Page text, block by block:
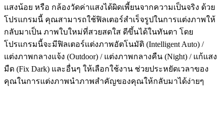
แสงน้อย หรือ กล้องวัดค่าแสงได้ผิดเพี้ยนจากความเป็นจริง ด้วย
โปรแกรมนี้ คุณสามารถใช้ฟิลเตอร์สำเร็จรูปในการแต่งภาพให้
กลับมาเป็น ภาพใบใหม่ที่สวยสดใส ดีขึ้นได้ในทันตา โดย
โปรแกรมนี้จะมีฟิลเตอร์แต่งภาพอัตโนมัติ (Intelligent Auto) /
แต่งภาพกลางแจ้ง (Outdoor) / แต่งภาพกลางคืน (Night) / แก้แสง
มืด (Fix Dark) และอื่นๆ ให้เลือกใช้งาน ช่วยประหยัดเวลาของ
คุณในการแต่งภาพนำภาพสำคัญของคุณให้กลับมาได้ง่ายๆ